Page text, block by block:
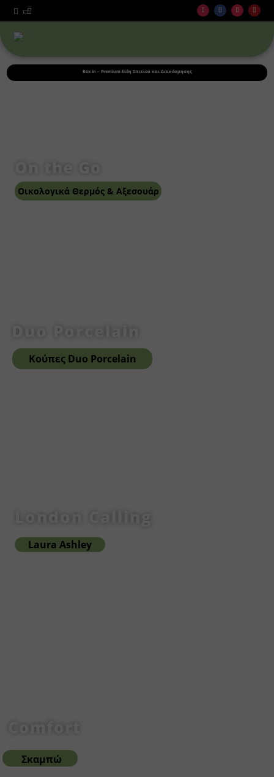
 
Box in – Premium Είδη Σπιτιού και Διακόσμησης
On the Go
Οικολογικά Θερμός & Αξεσουάρ
Duo Porcelain
Κούπες Duo Porcelain
London Calling
Laura Ashley
Σκαμπώ